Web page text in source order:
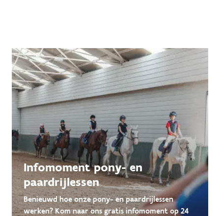
Infomoment pony- en
paardrijlessen
Benieuwd hoe onze pony- en paardrijlessen
werken? Kom naar ons gratis infomoment op 24